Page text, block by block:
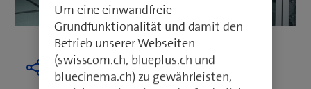
Um eine einwandfreie
Grundfunktionalität und damit den
Betrieb unserer Webseiten
(swisscom.ch, blueplus.ch und
bluecinema.ch) zu gewährleisten,